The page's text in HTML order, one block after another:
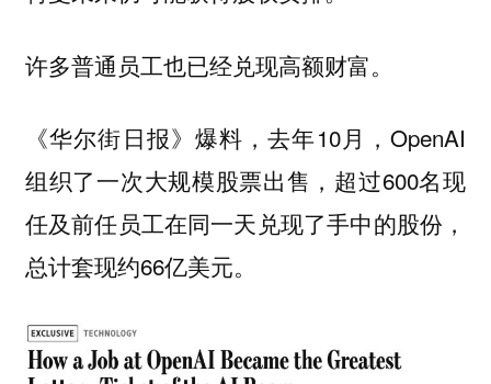
许多普通员工也已经兑现高额财富。
《华尔街日报》爆料，去年10月，OpenAI
组织了一次大规模股票出售，超过600名现
任及前任员工在同一天兑现了手中的股份，
总计套现约66亿美元。